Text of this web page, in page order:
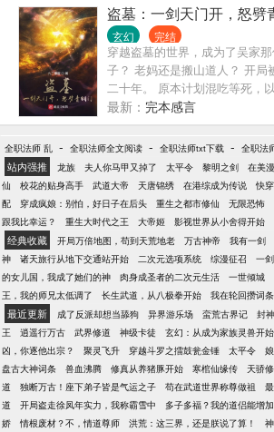
盗墓：一剑天门开，怒劈
玄幻 完结
穿越盗墓的世界，成为了吴家
子？ 老妈还是搬山道人？ 开局
二十年。 原本计划混吃等死，
活，可看着老妈因为搬山诅咒日
低调打卡二十年的吴钰终于忍
铜门不欢迎我进去，那就以我
切阻碍吧！” “剑开天门！” （多
开始，后续设定世界：终极一
下、哈利波特、僵约） （简介
移步正文。）
最新： 完本感言
全职法师 乱 - 全职法师全文阅读 - 全职法师txt下载 - 全职法
站内强推 龙族 夫人你马甲又掉了 太平令 黎明之剑 在美
仙
校花的贴身高手 武道大帝 天唐锦绣 在港综成为传说
快
配
穿成疯娘：别怕，好日子在后头 重生之都市修仙 无限恐怖
跟我比幸运？
重生大时代之王 大帝姬 影视世界从小舍得开始
经典收藏 开局万倍地图，苟到天荒地老 万古神帝 我有一剑
神
诸天旅行从地下交通站开始 二次元选项系统 综漫征召 一
的女儿国，我成了她们的神
肉身成圣者的二次元生活 一世倾城
王，我的师兄太低调了
长生武道，从八极拳开始 我在轮回攒词条
最近更新 成了反派却想当舔狗 异界游乐场 蛮荒古界记
封
王
逍遥行万古 武界修道 神级卡徒 玄幻：从成为家族灵兽开始
凶，你逐他出宗？
聚灵飞升 穿越斗罗之擂鼓瓮金锤 太平令
盘古大神词条
兽血沸腾 修真从养猪豚开始 寒棺仙缘传 天骄
道
独断万古！座下弟子皆是气运之子 苟在武道世界称尊做祖
道
开局盗走徐凤年实力，我称霸雪中 多子多福？我的道侣能增加
娇
情根废材？不，情道尊师 洪荒：这三界，还是朕说了算！